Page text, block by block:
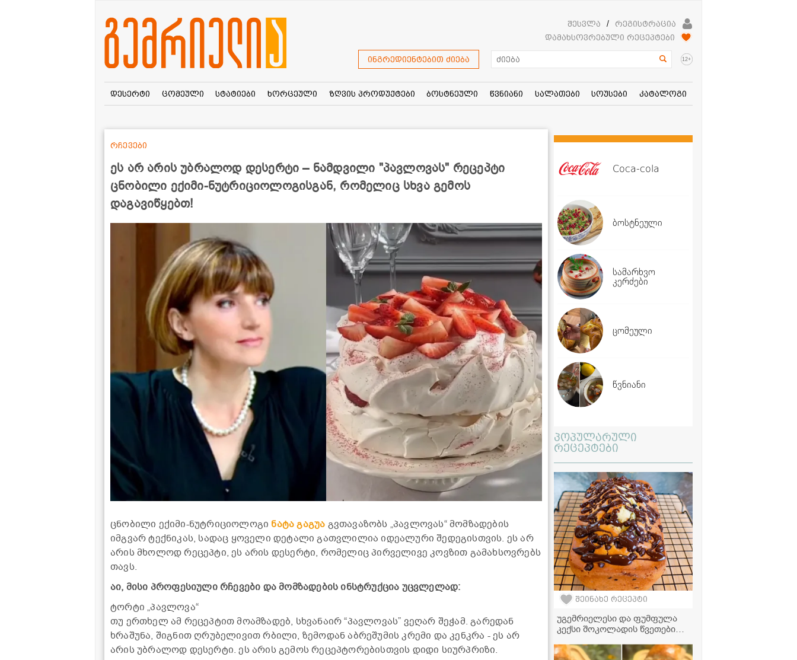
შესვლა /
რეგისტრაცია
დამახსოვრებული რეცეპტები
ინგრედიენტებით ძიება 12+
დესერტი ცომეული სტატიები ხორცეული ზღვის პროდუქტები ბოსტნეული წვნიანი სალათები სოუსები კატალოგი
ეს არ არის უბრალოდ დესერტი – ნამდვილი "პავლოვას" რეცეპტი
ცნობილი ექიმი-ნუტრიციოლოგისგან, რომელიც სხვა გემოს
დაგავიწყებთ!
რჩევები
ცნობილი ექიმი-ნუტრიციოლოგი ნატა გაგუა გვთავაზობს „პავლოვას“ მომზადების
იმგვარ ტექნიკას, სადაც ყოველი დეტალი გათვლილია იდეალური შედეგისთვის. ეს არ
არის მხოლოდ რეცეპტი, ეს არის დესერტი, რომელიც პირველივე კოვზით გამახსოვრებს
თავს.
აი, მისი პროფესიული რჩევები და მომზადების ინსტრუქცია უცვლელად:
ტორტი „პავლოვა“
თუ ერთხელ ამ რეცეპტით მოამზადებ, სხვანაირ “პავლოვას” ვეღარ შეჭამ. გარედან
ხრაშუნა, შიგნით ღრუბელივით რბილი, ზემოდან აბრეშუმის კრემი და კენკრა - ეს არ
არის უბრალოდ დესერტი. ეს არის გემოს რეცეპტორებისთვის დიდი სიურპრიზი.
Coca-cola
ბოსტნეული
სამარხვო
კერძები
ცომეული
წვნიანი
პოპულარული
რეცეპტები
შეინახე რეცეპტი
უგემრიელესი და ფუმფულა
კექსი შოკოლადის წვეთებით -
თან ძალიან რბილია!